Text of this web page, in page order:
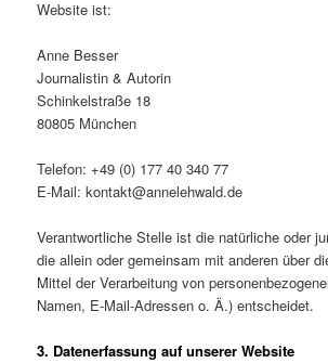
Website ist:
Anne Besser
Journalistin & Autorin
Schinkelstraße 18
80805 München
Telefon: +49 (0) 177 40 340 77
E-Mail: kontakt@annelehwald.de
Verantwortliche Stelle ist die natürliche oder
die allein oder gemeinsam mit anderen über
Mittel der Verarbeitung von
Namen, E-Mail-Adressen o. Ä.) entscheidet.
3. Datenerfassung auf unserer Website